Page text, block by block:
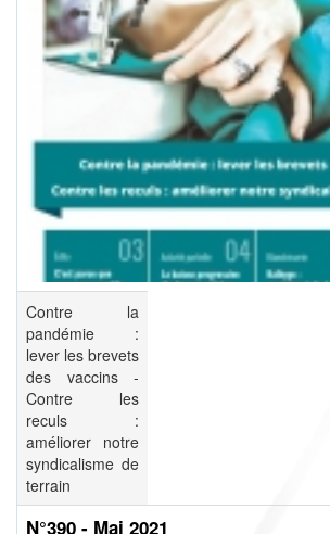
Contre la
pandémie :
lever les brevets
des vaccins -
Contre les
reculs :
améliorer notre
syndicalisme de
terrain
N°390 - Mai 2021